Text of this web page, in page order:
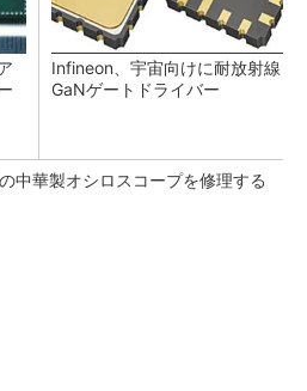
Infineon、宇宙向けに耐放射線
GaNゲートドライバー
中華製オシロスコープを修理する